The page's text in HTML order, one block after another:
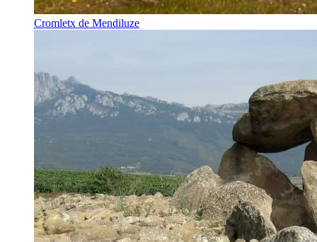
Cromletx de Mendiluze